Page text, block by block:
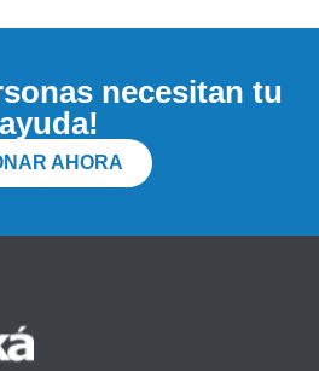
necesitan tu
ayuda!
AHORA